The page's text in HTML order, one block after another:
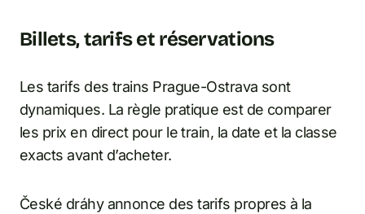
Billets, tarifs et réservations
Les tarifs des trains Prague-Ostrava sont
dynamiques. La règle pratique est de comparer
les prix en direct pour le train, la date et la classe
exacts avant d’acheter.
České dráhy annonce des tarifs propres à la